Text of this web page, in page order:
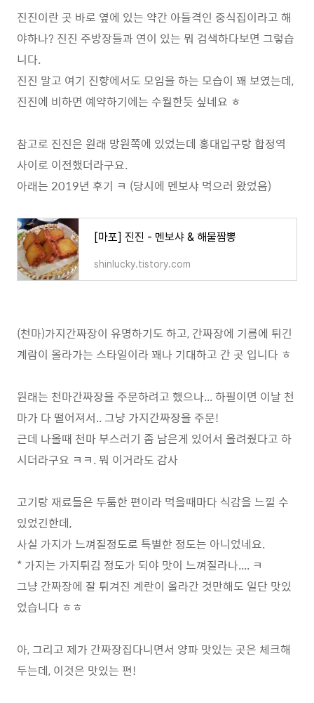
진진이란 곳 바로 옆에 있는 약간 아들격인 중식집이라고 해
야하나? 진진 주방장들과 연이 있는 뭐 검색하다보면 그렇습
니다.
진진 말고 여기 진향에서도 모임을 하는 모습이 꽤 보였는데,
진진에 비하면 예약하기에는 수월한듯 싶네요 ㅎ
참고로 진진은 원래 망원쪽에 있었는데 홍대입구랑 합정역
사이로 이전했더라구요.
아래는 2019년 후기 ㅋ (당시에 멘보샤 먹으러 왔었음)
[마포] 진진 - 멘보샤 & 해물짬뽕
shinlucky.tistory.com
(천마)가지간짜장이 유명하기도 하고, 간짜장에 기름에 튀긴
계람이 올라가는 스타일이라 꽤나 기대하고 간 곳 입니다 ㅎ
원래는 천마간짜장을 주문하려고 했으나... 하필이면 이날 천
마가 다 떨어져서.. 그냥 가지간짜장을 주문!
근데 나올때 천마 부스러기 좀 남은게 있어서 올려줬다고 하
시더라구요 ㅋㅋ. 뭐 이거라도 감사
고기랑 재료들은 두툼한 편이라 먹을때마다 식감을 느낄 수
있었긴한데,
사실 가지가 느껴질정도로 특별한 정도는 아니었네요.
* 가지는 가지튀김 정도가 되야 맛이 느껴질라나.... ㅋ
그냥 간짜장에 잘 튀겨진 계란이 올라간 것만해도 일단 맛있
었습니다 ㅎㅎ
아, 그리고 제가 간짜장집다니면서 양파 맛있는 곳은 체크해
두는데, 이것은 맛있는 편!